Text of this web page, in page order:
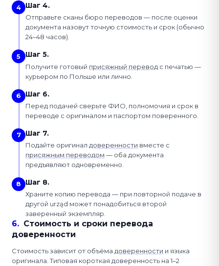
4 Шаг 4.
Отправьте сканы бюро переводов — после оценки
документа назовут точную стоимость и срок (обычно
24–48 часов).
5 Шаг 5.
Получите готовый присяжный перевод с печатью —
курьером по Польше или лично.
6 Шаг 6.
Перед подачей сверьте ФИО, полномочия и срок в
переводе с оригиналом и паспортом поверенного.
7 Шаг 7.
Подайте оригинал доверенности вместе с
присяжным переводом — оба документа
предъявляют одновременно.
8 Шаг 8.
Храните копию перевода — при повторной подаче в
другой urząd может понадобиться второй
заверенный экземпляр.
6. Стоимость и сроки перевода
доверенности
Стоимость зависит от объёма доверенности и языка
оригинала. Типовая короткая доверенность на 1–2